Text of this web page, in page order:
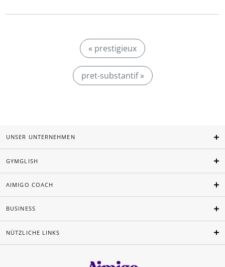
« prestigieux
pret-substantif »
UNSER UNTERNEHMEN
GYMGLISH
AIMIGO COACH
BUSINESS
NÜTZLICHE LINKS